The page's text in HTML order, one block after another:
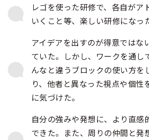
レゴを使った研修で、各自がア
いくこと等、楽しい研修になっ
アイデアを出すのが得意ではな
ていた。しかし、ワークを通し
んなと違うブロックの使い方を
り、他者と異なった視点や個性
に気づけた。
自分の強みや発想に、より直感
できた。また、周りの仲間と発